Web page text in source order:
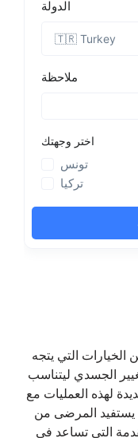
التي يتجه
الجسدي ليتناسب
لهذه العمليات مع
يستفيد المرضى من
التي تساعد في